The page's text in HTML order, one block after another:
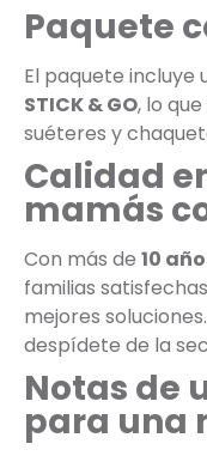
Paquete
El paquete incluye
STICK & GO, lo
suéteres y
Calidad
mamás
Con más de 10
familias
mejores
despídete de la
Notas de
para una